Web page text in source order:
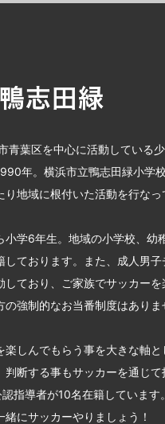
青葉区を中心に活動している
年。横浜市立鴨志田緑小学
り地域に根付いた活動を行な
小学6年生。地域の小学校、幼
しております。また、成人男
しており、ご家族でサッカー
の強制的なお当番制度はありま
楽しんでもらう事を大きな軸
判断する事もサッカーを通じ
認指導者が10名在籍していま
にサッカーやりましょう！